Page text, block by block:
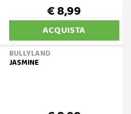
€ 8,99
ACQUISTA
BULLYLAND
JASMINE